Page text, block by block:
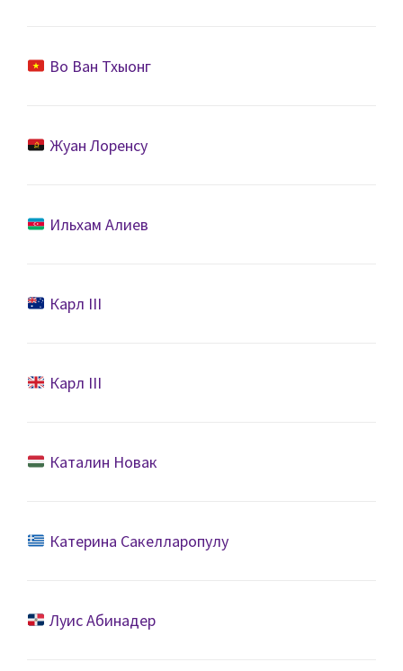
Во Ван Тхыонг
Жуан Лоренсу
Ильхам Алиев
Карл III
Карл III
Каталин Новак
Катерина Сакелларопулу
Луис Абинадер